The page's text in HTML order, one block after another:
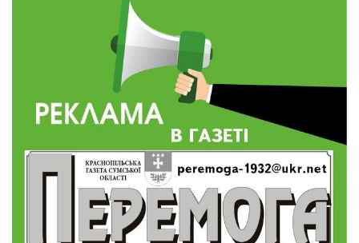
Житлові сертифікати, підготовка до зими та
підтримка ВПО: підсумки засідання виконкому
Краснопільської селищної ради
Валентина Масалітіна: «Нас тримає віра в
Перемогу і повернення додому»
Знову біль… Знову втрата… На щиті
повертається захисник України Богдан Ємець
Обмежено придатний, але безмежно
вмотивований: Як колишній лісівник став асом
артилерії